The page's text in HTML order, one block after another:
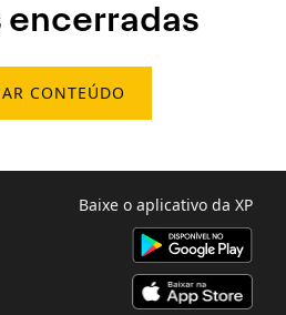
CONTEÚDO
Baixe o aplicativo da XP